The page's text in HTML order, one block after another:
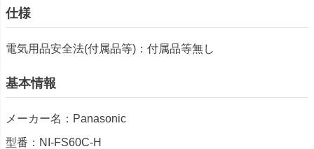
仕様
電気用品安全法(付属品等)：付属品等無し
基本情報
メーカー名：Panasonic
型番：NI-FS60C-H